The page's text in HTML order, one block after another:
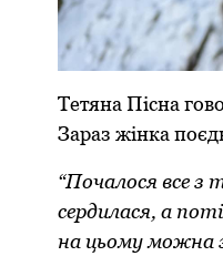
Тетяна Пісна
Зараз жінка
“Почалося все з
сердилася, а
на цьому можна